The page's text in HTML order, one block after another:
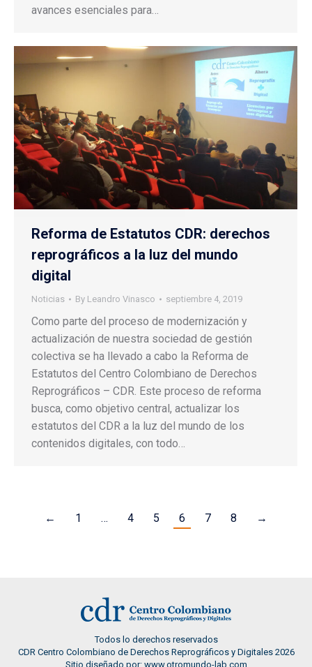
avances esenciales para…
Reforma de Estatutos CDR: derechos
reprográficos a la luz del mundo
digital
Noticias By Leandro Vinasco septiembre 4, 2019
Como parte del proceso de modernización y
actualización de nuestra sociedad de gestión
colectiva se ha llevado a cabo la Reforma de
Estatutos del Centro Colombiano de Derechos
Reprográficos – CDR. Este proceso de reforma
busca, como objetivo central, actualizar los
estatutos del CDR a la luz del mundo de los
contenidos digitales, con todo…
← 1 … 4 5 6 7 8 →
Todos lo derechos reservados
CDR Centro Colombiano de Derechos Reprográficos y Digitales 2026
Sitio diseñado por: www.otromundo-lab.com